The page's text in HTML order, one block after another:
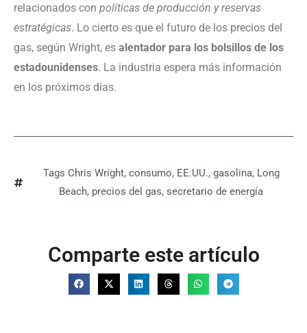
relacionados con políticas de producción y reservas
estratégicas. Lo cierto es que el futuro de los precios del
gas, según Wright, es alentador para los bolsillos de los
estadounidenses. La industria espera más información
en los próximos días.
Tags Chris Wright, consumo, EE.UU., gasolina, Long
Beach, precios del gas, secretario de energía
Comparte este artículo